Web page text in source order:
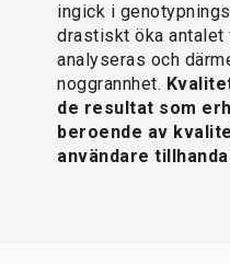
ingick i
drastiskt öka antalet
analyseras och
noggrannhet.
de resultat som
beroende av
användare